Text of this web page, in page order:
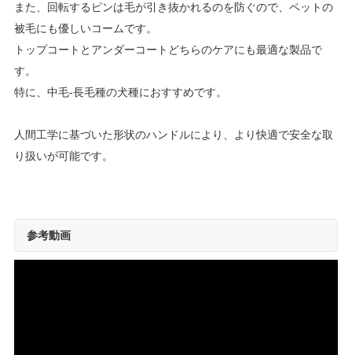
また、回転するピンは毛が引き抜かれるのを防ぐので、ペットの
被毛にも優しいコームです。
トップコートとアンダーコートどちらのケアにも最適な製品で
す。
特に、中毛-長毛種の犬種におすすめです。
人間工学に基づいた形状のハンドルにより、より快適で安全な取
り扱いが可能です。
参考動画